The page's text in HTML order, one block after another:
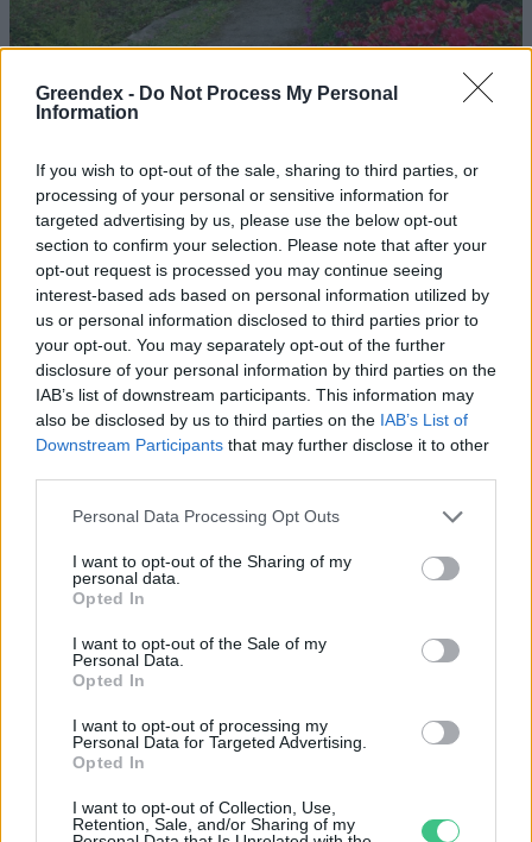
Greendex - Do Not Process My Personal
Information
If you wish to opt-out of the sale, sharing to third parties, or
processing of your personal or sensitive information for
targeted advertising by us, please use the below opt-out
section to confirm your selection. Please note that after your
opt-out request is processed you may continue seeing
interest-based ads based on personal information utilized by
us or personal information disclosed to third parties prior to
your opt-out. You may separately opt-out of the further
disclosure of your personal information by third parties on the
IAB’s list of downstream participants. This information may
also be disclosed by us to third parties on the IAB’s List of
Downstream Participants that may further disclose it to other
Personal Data Processing Opt Outs
I want to opt-out of the Sharing of my
personal data.
Opted In
I want to opt-out of the Sale of my
Personal Data.
Opted In
I want to opt-out of processing my
Personal Data for Targeted Advertising.
Opted In
I want to opt-out of Collection, Use,
Retention, Sale, and/or Sharing of my
Magyarország tele van gyönyörű növényekkel, így arborétumokkal
is. A jó idő beköszöntével érdemes minél többet felkeresni.
Születésnapi programokkal várja a
hétvégén a közönséget a 160 éves
Fővárosi Állatkert
ÉLŐ BOLYGÓNK
a legjobb lelőhelyek!
SZEMLE